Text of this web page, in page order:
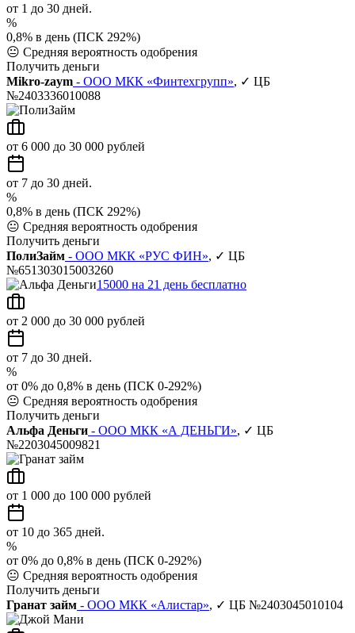
от 1 до 30 дней.
%
0,8% в день (ПСК 292%)
😐 Средняя вероятность одобрения
Получить деньги
Mikro-zaym - ООО МКК «Финтехгрупп», ✓ ЦБ
№2403336010088
от 6 000 до 30 000 рублей
от 7 до 30 дней.
%
0,8% в день (ПСК 292%)
😐 Средняя вероятность одобрения
Получить деньги
ПолиЗайм - ООО МКК «РУС ФИН», ✓ ЦБ
№651303015003260
15000 на 21 день бесплатно
от 2 000 до 30 000 рублей
от 7 до 30 дней.
%
от 0% до 0,8% в день (ПСК 0-292%)
😐 Средняя вероятность одобрения
Получить деньги
Альфа Деньги - ООО МКК «А ДЕНЬГИ», ✓ ЦБ
№2203045009821
от 1 000 до 100 000 рублей
от 10 до 365 дней.
%
от 0% до 0,8% в день (ПСК 0-292%)
😐 Средняя вероятность одобрения
Получить деньги
Гранат займ - ООО МКК «Алистар», ✓ ЦБ №2403045010104